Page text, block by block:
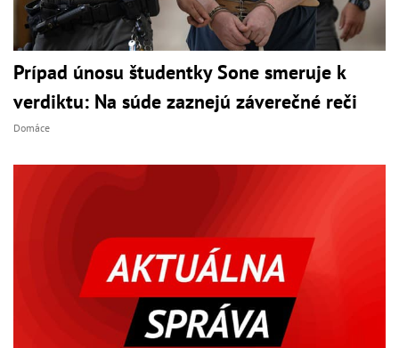
Prípad únosu študentky Sone smeruje k
verdiktu: Na súde zaznejú záverečné reči
Domáce